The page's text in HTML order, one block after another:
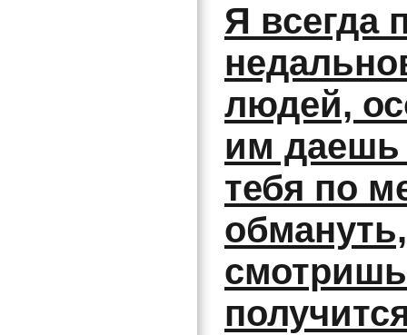
Я всегда
людей,
им даешь
тебя по
смотришь